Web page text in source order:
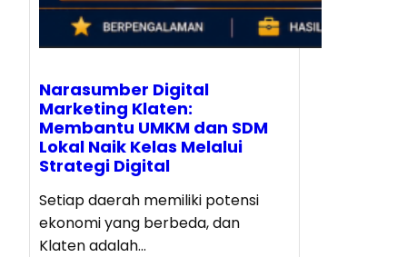
Narasumber Digital
Marketing Klaten:
Membantu UMKM dan SDM
Lokal Naik Kelas Melalui
Strategi Digital
Setiap daerah memiliki potensi
ekonomi yang berbeda, dan
Klaten adalah…